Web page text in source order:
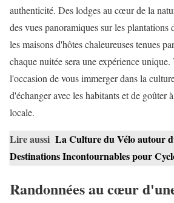
authenticité. Des lodges au cœur de la
des vues panoramiques sur les plantations
les maisons d'hôtes chaleureuses tenues
chaque nuitée sera une expérience
l'occasion de vous immerger dans la
d'échanger avec les habitants et de goûter
locale.
Lire aussi La Culture du Vélo autour
Destinations Incontournables pour
Randonnées au cœur